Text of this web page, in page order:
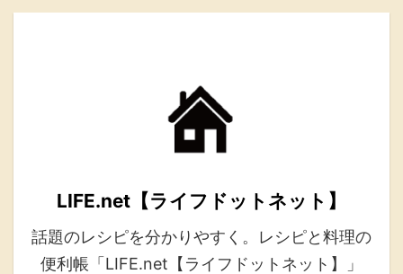
LIFE.net【ライフドットネット】
話題のレシピを分かりやすく。レシピと料理の
便利帳「LIFE.net【ライフドットネット】」